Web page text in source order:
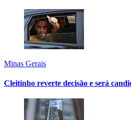
Minas Gerais
Cleitinho reverte decisão e será